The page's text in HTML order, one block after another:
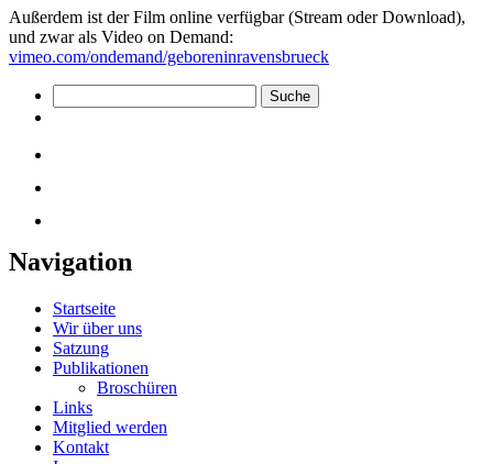
Außerdem ist der Film online verfügbar (Stream oder Download),
und zwar als Video on Demand:
vimeo.com/ondemand/geboreninravensbrueck
Navigation
Startseite
Wir über uns
Satzung
Publikationen
Broschüren
Links
Mitglied werden
Kontakt